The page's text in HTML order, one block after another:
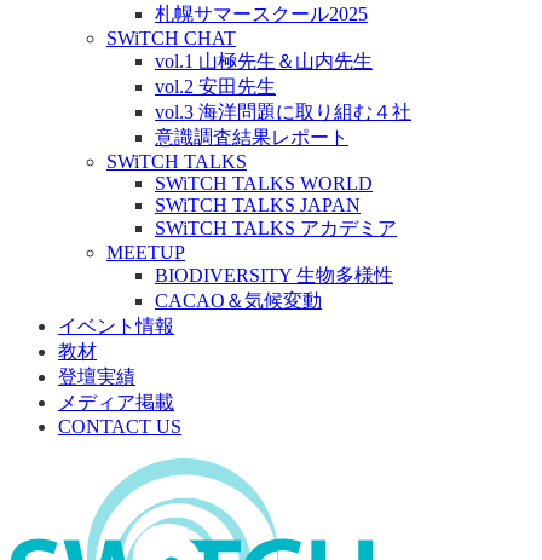
札幌サマースクール2025
SWiTCH CHAT
vol.1 山極先生＆山内先生
vol.2 安田先生
vol.3 海洋問題に取り組む４社
意識調査結果レポート
SWiTCH TALKS
SWiTCH TALKS WORLD
SWiTCH TALKS JAPAN
SWiTCH TALKS アカデミア
MEETUP
BIODIVERSITY 生物多様性
CACAO＆気候変動
イベント情報
教材
登壇実績
メディア掲載
CONTACT US